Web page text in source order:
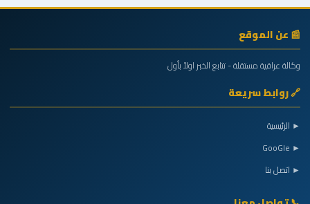
📰 عن الموقع
وكالة عراقية مستقلة - تتابع الخبر اولاً بأول
🔗 روابط سريعة
► الرئيسية
► GooGle
► اتصل بنا